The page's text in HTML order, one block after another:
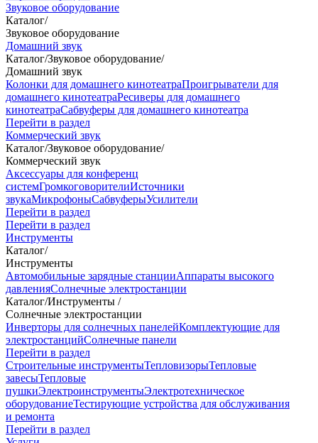
Звуковое оборудование
Каталог/
Звуковое оборудование
Домашний звук
Каталог/Звуковое оборудование/
Домашний звук
Колонки для домашнего кинотеатраПроигрыватели для
домашнего кинотеатраРесиверы для домашнего
кинотеатраСабвуферы для домашнего кинотеатра
Перейти в раздел
Коммерческий звук
Каталог/Звуковое оборудование/
Коммерческий звук
Аксессуары для конференц
системГромкоговорителиИсточники
звукаМикрофоныСабвуферыУсилители
Перейти в раздел
Перейти в раздел
Инструменты
Каталог/
Инструменты
Автомобильные зарядные станцииАппараты высокого
давленияСолнечные электростанции
Каталог/Инструменты /
Солнечные электростанции
Инверторы для солнечных панелейКомплектующие для
электростанцийСолнечные панели
Перейти в раздел
Строительные инструментыТепловизорыТепловые
завесыТепловые
пушкиЭлектроинструментыЭлектротехническое
оборудованиеТестирующие устройства для обслуживания
и ремонта
Перейти в раздел